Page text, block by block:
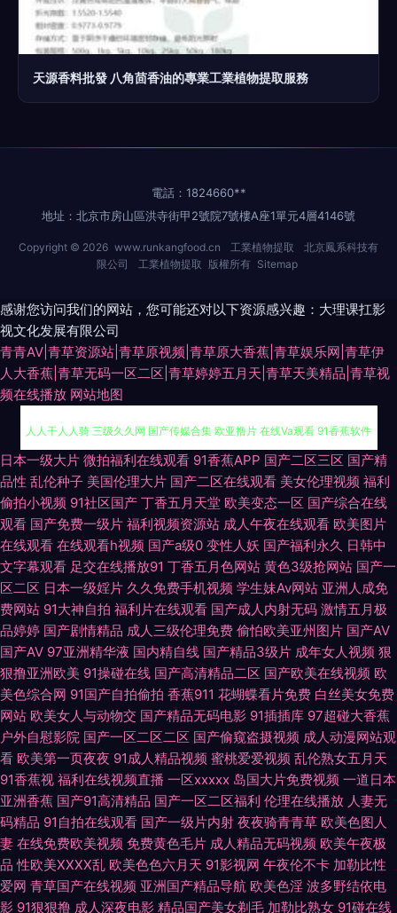
天源香料批發 八角茴香油的專業工業植物提取服務
電話：1824660**
地址：北京市房山區洪寺街甲2號院7號樓A座1單元4層4146號
Copyright © 2026 www.runkangfood.cn 工業植物提取
北京鳳系科技有
限公司
工業植物提取 版權所有 Sitemap
感谢您访问我们的网站，您可能还对以下资源感兴趣：大理课扛影
视文化发展有限公司
青青AV|青草资源站|青草原视频|青草原大香蕉|青草娱乐网|青草伊
人大香蕉|青草无码一区二区|青草婷婷五月天|青草天美精品|青草视
频在线播放 网站地图
精品成人免费在线观看 欧美久久入口 东京热成人黄色网 九九九九国产精品
人人干人人骑 三级久久网 国产传媒合集 欧亚撸片 在线Ⅴa观看 91香蕉软件
电视剧在线观看免费网 狼人干色图 人妻人人澡人妻 成人在线撸撸色 天天插
日日操 波多野杰衣电影 亚洲最新网站AV导航 波多野洁衣性感 A片人操人妻
人人操AV 欧美日韩99区 免费老湿福 亚洲国产日韩av自拍 97情趣网 国产精
品福利视频区 免费日韩V片 无码骚夜夜精品 91熟女豆花 成人a库 海角午夜福
利视频 奇奇网影院伦理 日日日人人人 伊人久久天美 91tV国产精品 人人摸人
人操人人爱 水莓国产免费的 影院最新电影 96福利社区 草莓视频下载网 日本
欧美亚洲 少妇人妻无码导航 91超碰人人色人人操 97不卡在线观看 第一福利
社区视频导航 日本三级性视频 色色的天堂 午夜视频hd 黄色五月天毛片 撸撸
撸撸撸日日干干 少妇高清一区九区 亚洲天堂欧美 国产特片 狼人干色图 五月
日本一级大片 微拍福利在线观看 91香蕉APP 国产二区三区 国产精
品性 乱伦种子 美国伦理大片 国产二区在线观看 美女伦理视频 福利
偷拍小视频 91社区国产 丁香五月天堂 欧美变态一区 国产综合在线
观看 国产免费一级片 福利视频资源站 成人午夜在线观看 欧美图片
在线观看 在线观看h视频 国产a级0 变性人妖 国产福利永久 日韩中
文字幕观看 足交在线播放91 丁香五月色网站 黄色3级抢网站 国产一
区二区 日本一级婬片 久久免费手机视频 学生妹Av网站 亚洲人成免
费网站 91大神自拍 福利片在线观看 国产成人内射无码 激情五月极
品婷婷 国产剧情精品 成人三级伦理免费 偷怕欧美亚州图片 国产AV
国产AV 97亚洲精华液 国内精自线 国产精品3级片 成年女人视频 狠
狠撸亚洲欧美 91操碰在线 国产高清精品二区 国产欧美在线视频 欧
美色综合网 91国产自拍偷拍 香蕉911 花蝴蝶看片免费 白丝美女免费
网站 欧美女人与动物交 国产精品无码电影 91插插库 97超碰大香蕉
户外自慰影院 国产一区二区二区 国产偷窥盗摄视频 成人动漫网站观
看 欧美第一页夜夜 91成人精品视频 蜜桃爱爱视频 乱伦熟女五月天
91香蕉视 福利在线视频直播 一区xxxxx 岛国大片免费视频 一道日本
亚洲香蕉 国产91高清精品 国产一区二区福利 伦理在线播放 人妻无
码精品 91自拍在线观看 国产一级片内射 夜夜骑青青草 欧美色图人
妻 在线免费欧美视频 免费黄色毛片 成人精品无码视频 欧美午夜极
品 性欧美ⅩⅩⅩⅩ乱 欧美色色六月天 91影视网 午夜伦不卡 加勒比性
爱网 青草国产在线视频 亚洲国产精品导航 欧美色淫 波多野结依电
影 91狠狠撸 成人深夜电影 精品国产美女剃毛 加勒比熟女 91碰在线